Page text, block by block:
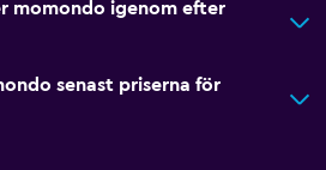
momondo igenom efter
senast priserna för